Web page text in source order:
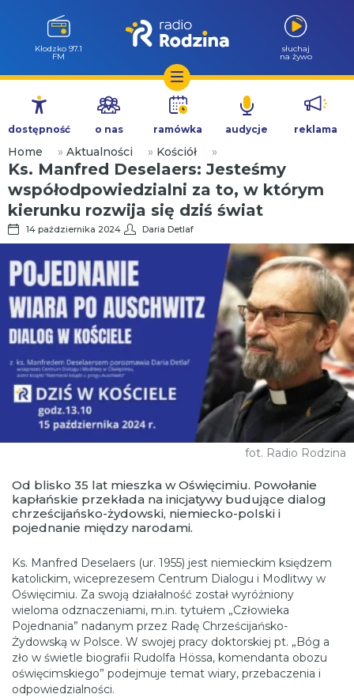
Przejdź
treści
Kłodzko 97.1
FM
słuchaj
na żywo
dostępność o nas ramówka audycje reklama
Home » Aktualności » Kościół »
Ks. Manfred Deselaers: Jesteśmy
współodpowiedzialni za to, w którym
kierunku rozwija się dziś świat
14 października 2024 Daria Detlaf
fot. Radio Rodzina
Od blisko 35 lat mieszka w Oświęcimiu. Powołanie
kapłańskie przekłada na inicjatywy budujące dialog
chrześcijańsko-żydowski, niemiecko-polski i
pojednanie między narodami.
Ks. Manfred Deselaers (ur. 1955) jest niemieckim księdzem
katolickim, wiceprezesem Centrum Dialogu i Modlitwy w
Oświęcimiu. Za swoją działalność został wyróżniony
wieloma odznaczeniami, m.in. tytułem „Człowieka
Pojednania” nadanym przez Radę Chrześcijańsko-
Żydowską w Polsce. W swojej pracy doktorskiej pt. „Bóg a
zło w świetle biografii Rudolfa Hössa, komendanta obozu
oświęcimskiego” podejmuje temat wiary, przebaczenia i
odpowiedzialności.